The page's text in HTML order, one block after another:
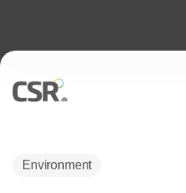
Environment